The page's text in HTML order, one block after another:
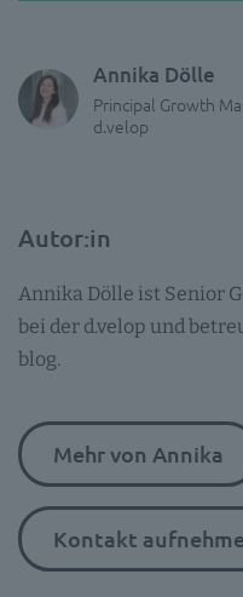
Autor:in
Annika Dölle ist Senior
bei der d.velop und
blog.
Mehr von Annika
Kontakt
Annika Dölle
Principal Growth
d.velop